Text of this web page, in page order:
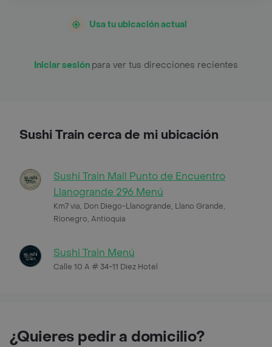
Usa tu ubicación actual
Iniciar sesión para ver tus direcciones recientes
Sushi Train cerca de mi ubicación
Sushi Train Mall Punto de Encuentro
Llanogrande 296 Menú
Km7 via, Don Diego-Llanogrande, Llano Grande,
Rionegro, Antioquia
Sushi Train Menú
Calle 10 A # 34-11 Diez Hotel
¿Quieres pedir a domicilio?